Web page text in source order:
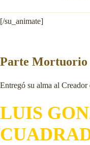
[/su_animate]
Parte Mortuorio
Entregó su alma al
LUIS